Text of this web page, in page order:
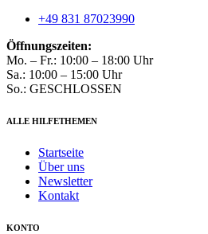
+49 831 87023990
Öffnungszeiten:
Mo. – Fr.: 10:00 – 18:00 Uhr
Sa.: 10:00 – 15:00 Uhr
So.: GESCHLOSSEN
ALLE HILFETHEMEN
Startseite
Über uns
Newsletter
Kontakt
KONTO